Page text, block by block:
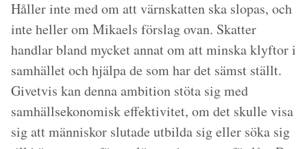
Håller inte med om att värnskatten ska slopas, och
inte heller om Mikaels förslag ovan. Skatter
handlar bland mycket annat om att minska klyftor i
samhället och hjälpa de som har det sämst ställt.
Givetvis kan denna ambition stöta sig med
samhällsekonomisk effektivitet, om det skulle visa
sig att människor slutade utbilda sig eller söka sig